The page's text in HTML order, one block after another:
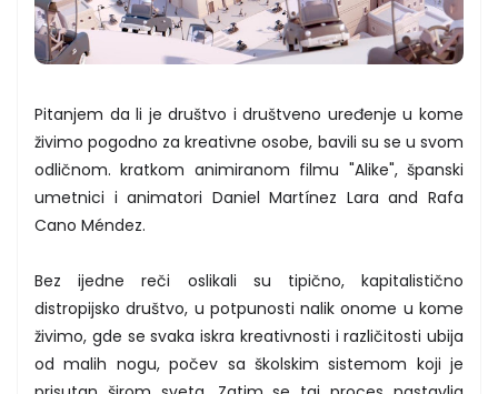
Pitanjem da li je društvo i društveno uređenje u kome
živimo pogodno za kreativne osobe, bavili su se u svom
odličnom. kratkom animiranom filmu "Alike", španski
umetnici i animatori Daniel Martínez Lara and Rafa
Cano Méndez.
Bez ijedne reči oslikali su tipično, kapitalistično
distropijsko društvo, u potpunosti nalik onome u kome
živimo, gde se svaka iskra kreativnosti i različitosti ubija
od malih nogu, počev sa školskim sistemom koji je